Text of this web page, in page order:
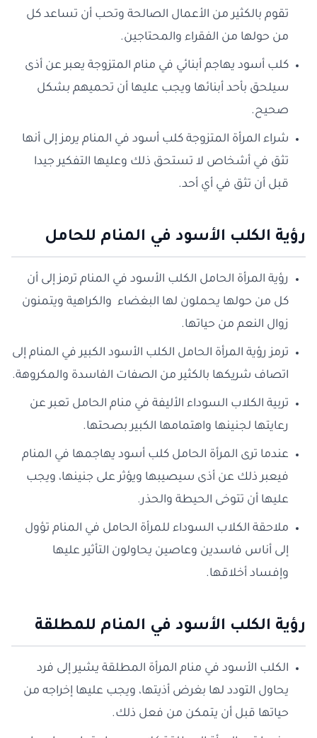
تقوم بالكثير من الأعمال الصالحة وتحب أن تساعد كل
من حولها من الفقراء والمحتاجين.
كلب أسود يهاجم أبنائي في منام المتزوجة يعبر عن أذى
سيلحق بأحد أبنائها ويجب عليها أن تحميهم بشكل
صحيح.
شراء المرأة المتزوجة كلب أسود في المنام يرمز إلى أنها
تثق في أشخاص لا تستحق ذلك وعليها التفكير جيدا
قبل أن تثق في أي أحد.
رؤية الكلب الأسود في المنام للحامل
رؤية المرأة الحامل الكلب الأسود في المنام ترمز إلى أن
كل من حولها يحملون لها البغضاء والكراهية ويتمنون
زوال النعم من حياتها.
ترمز رؤية المرأة الحامل الكلب الأسود الكبير في المنام إلى
اتصاف شريكها بالكثير من الصفات الفاسدة والمكروهة.
تربية الكلاب السوداء الأليفة في منام الحامل تعبر عن
رعايتها لجنينها واهتمامها الكبير بصحتها.
عندما ترى المرأة الحامل كلب أسود يهاجمها في المنام
فيعبر ذلك عن أذى سيصيبها ويؤثر على جنينها، ويجب
عليها أن تتوخى الحيطة والحذر.
ملاحقة الكلاب السوداء للمرأة الحامل في المنام تؤول
إلى أناس فاسدين وعاصين يحاولون التأثير عليها
وإفساد أخلاقها.
رؤية الكلب الأسود في المنام للمطلقة
الكلب الأسود في منام المرأة المطلقة يشير إلى فرد
يحاول التودد لها بغرض أذيتها، ويجب عليها إخراجه من
حياتها قبل أن يتمكن من فعل ذلك.